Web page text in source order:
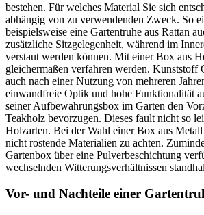
bestehen. Für welches Material Sie sich
abhängig von zu verwendenden Zweck. So
beispielsweise eine Gartentruhe aus Rattan
zusätzliche Sitzgelegenheit, während im
verstaut werden können. Mit einer Box aus
gleichermaßen verfahren werden. Kunststoff
auch nach einer Nutzung von mehreren
einwandfreie Optik und hohe Funktionalität
seiner Aufbewahrungsbox im Garten den
Teakholz bevorzugen. Dieses fault nicht so
Holzarten. Bei der Wahl einer Box aus
nicht rostende Materialien zu achten.
Gartenbox über eine Pulverbeschichtung
wechselnden Witterungsverhältnissen
Vor- und Nachteile einer